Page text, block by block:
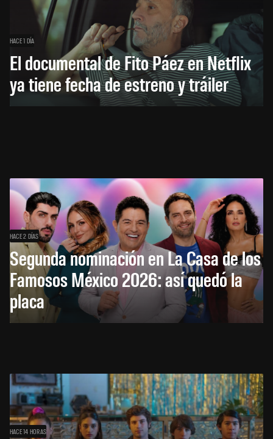
HACE 1 DÍA
El documental de Fito Páez en Netflix
ya tiene fecha de estreno y tráiler
HACE 2 DÍAS
Segunda nominación en La Casa de los
Famosos México 2026: así quedó la
placa
HACE 14 HORAS